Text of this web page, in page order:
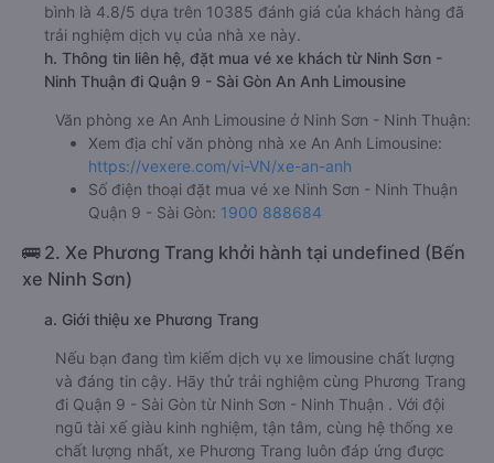
bình là 4.8/5 dựa trên 10385 đánh giá của khách hàng đã
trải nghiệm dịch vụ của nhà xe này.
h. Thông tin liên hệ, đặt mua vé xe khách từ Ninh Sơn -
Ninh Thuận đi Quận 9 - Sài Gòn An Anh Limousine
Văn phòng xe An Anh Limousine ở Ninh Sơn - Ninh Thuận:
Xem địa chỉ văn phòng nhà xe An Anh Limousine:
https://vexere.com/vi-VN/xe-an-anh
Số điện thoại đặt mua vé xe Ninh Sơn - Ninh Thuận
Quận 9 - Sài Gòn: 1900 888684
🚌 2. Xe Phương Trang khởi hành tại undefined (Bến
xe Ninh Sơn)
a. Giới thiệu xe Phương Trang
Nếu bạn đang tìm kiếm dịch vụ xe limousine chất lượng
và đáng tin cậy. Hãy thử trải nghiệm cùng Phương Trang
đi Quận 9 - Sài Gòn từ Ninh Sơn - Ninh Thuận . Với đội
ngũ tài xế giàu kinh nghiệm, tận tâm, cùng hệ thống xe
chất lượng nhất, xe Phương Trang luôn đáp ứng được